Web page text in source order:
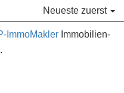
Neueste zuerst
ImmoMakler Immobilien-
.